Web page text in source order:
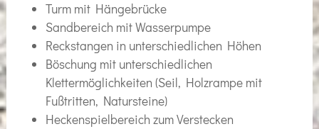
Turm mit Hängebrücke
Sandbereich mit Wasserpumpe
Reckstangen in unterschiedlichen Höhen
Böschung mit unterschiedlichen
Klettermöglichkeiten (Seil, Holzrampe mit
Fußtritten, Natursteine)
Heckenspielbereich zum Verstecken